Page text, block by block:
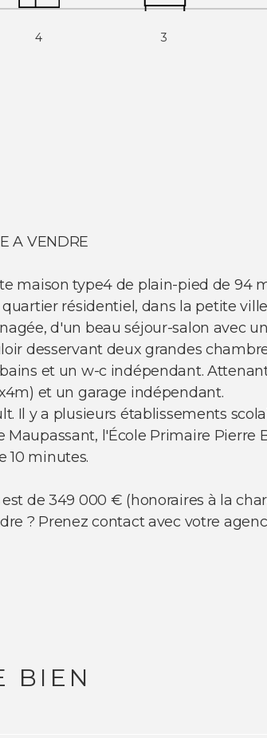
4 3
A VENDRE
maison type4 de plain-pied de 94
résidentiel, dans la petite ville
d'un beau séjour-salon avec
desservant deux grandes
et un w-c indépendant.
et un garage indépendant.
Il y a plusieurs établissements
l'École Primaire Pierre
10 minutes.
de 349 000 € (honoraires à la
? Prenez contact avec votre
BIEN